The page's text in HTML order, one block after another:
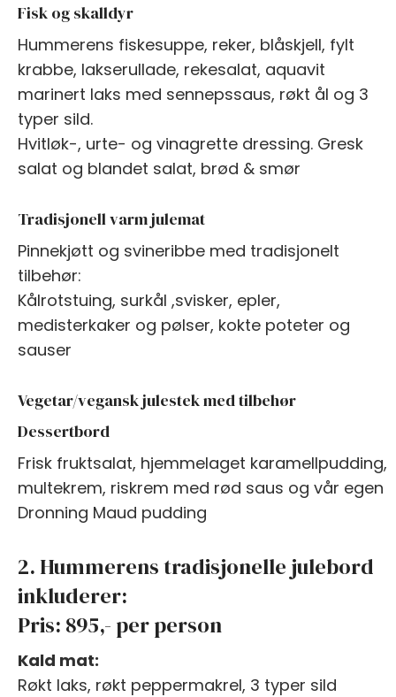
Fisk og skalldyr
Hummerens fiskesuppe, reker, blåskjell, fylt
krabbe, lakserullade, rekesalat, aquavit
marinert laks med sennepssaus, røkt ål og 3
typer sild.
Hvitløk-, urte- og vinagrette dressing. Gresk
salat og blandet salat, brød & smør
Tradisjonell varm julemat
Pinnekjøtt og svineribbe med tradisjonelt
tilbehør:
Kålrotstuing, surkål ,svisker, epler,
medisterkaker og pølser, kokte poteter og
sauser
Vegetar/vegansk julestek med tilbehør
Dessertbord
Frisk fruktsalat, hjemmelaget karamellpudding,
multekrem, riskrem med rød saus og vår egen
Dronning Maud pudding
2. Hummerens tradisjonelle julebord
inkluderer:
Pris: 895,- per person
Kald mat:
Røkt laks, røkt peppermakrel, 3 typer sild